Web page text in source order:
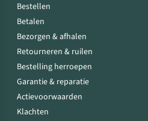
Bestellen
Betalen
Bezorgen & afhalen
Retourneren & ruilen
Bestelling herroepen
Garantie & reparatie
Actievoorwaarden
Klachten